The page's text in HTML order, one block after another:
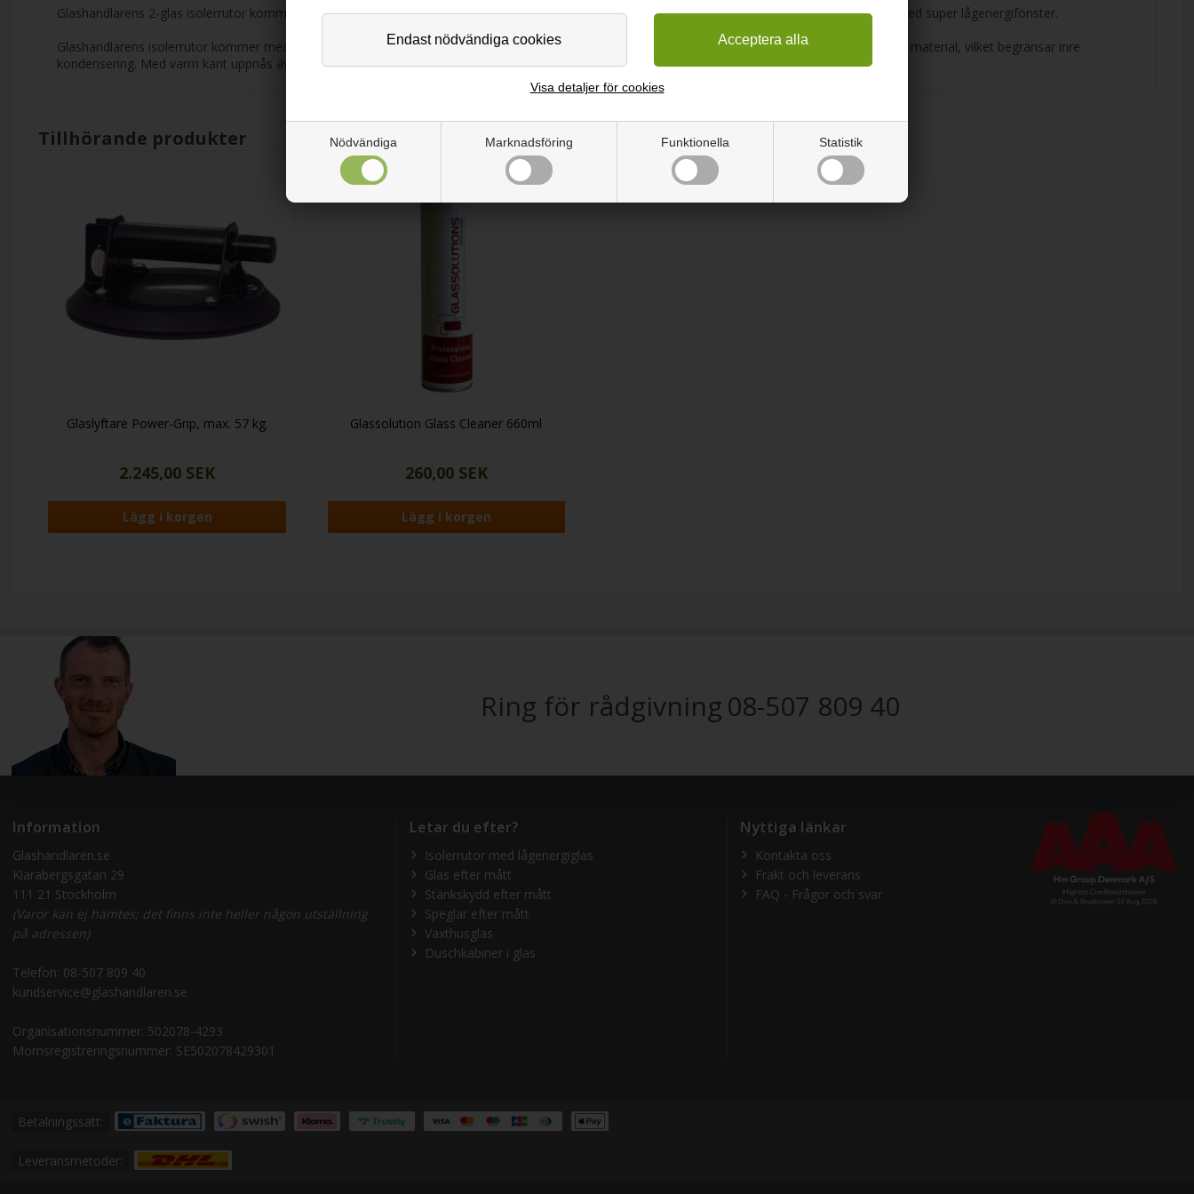
Nödvändiga Marknadsföring Funktionella Statistik
Visa detaljer för cookies
Glashandlarens 2-glas isolerrutor kommer med energirutor Climaplus XN och väljer du 15 eller 16mm luft får du det bästa isoleringsvärdet och därmed super lågenergifönster.
Glashandlarens isolerrutor kommer med "varm kant". Varm kant betyder att profilen som skiljer glaset ute vid kanten är tillverkat av ett icke-ledande material, vilket begränsar inre
kondensering. Med varm kant uppnås även ett lite bättre u-värde.
Tillhörande produkter
Glaslyftare Power-Grip, max. 57 kg.
2.245,00 SEK
Glassolution Glass Cleaner 660ml
260,00 SEK
Ring för rådgivning08-507 809 40
Information
Glashandlaren.se
Klarabergsgatan 29
111 21 Stockholm
(Varor kan ej hämtes; det finns inte heller någon utställning
på adressen)
Telefon: 08-507 809 40
kundservice@glashandlaren.se
Organisationsnummer: 502078-4293
Momsregistreringsnummer: SE502078429301
Letar du efter?
Isolerrutor med lågenergiglas
Glas efter mått
Stänkskydd efter mått
Speglar efter mått
Växthusglas
Duschkabiner i glas
Nyttiga länkar
Kontakta oss
Frakt och leverans
FAQ - Frågor och svar
Betalningssätt:
Leveransmetoder: